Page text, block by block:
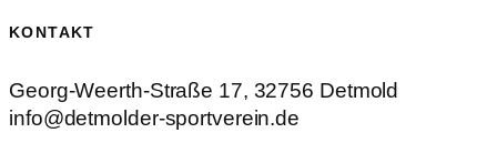
KONTAKT
Georg-Weerth-Straße 17, 32756 Detmold
info@detmolder-sportverein.de